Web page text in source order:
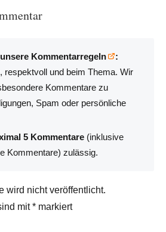
Kommentarregeln
:
respektvoll und beim Thema. Wir
Kommentare zu
Spam oder persönliche
5 Kommentare (inklusive
Kommentare) zulässig.
wird nicht veröffentlicht.
mit* markiert